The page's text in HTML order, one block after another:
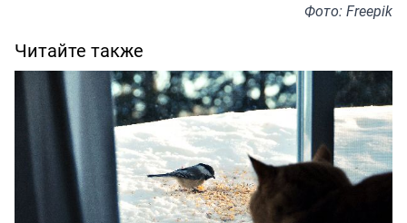
Фото: Freepik
Читайте также